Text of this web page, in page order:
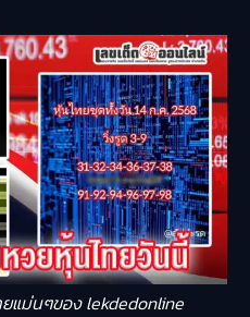
แม่นๆของ lekdedonline